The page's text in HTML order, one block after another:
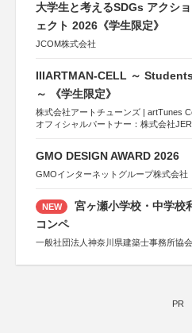
大学生と考えるSDGs アクシ
ェクト 2026《学生限定》
JCOM株式会社
IIIARTMAN-CELL ～
～ 《学生限定》
株式会社アートチューンズ | artTunes
オフィシャルパートナー：株式会社
GMO DESIGN AWARD 2026
GMOインターネットグループ株式会社
NEW
宮ヶ瀬小学校・中学校
コンペ
一般社団法人神奈川県建築士事務所協会
PR